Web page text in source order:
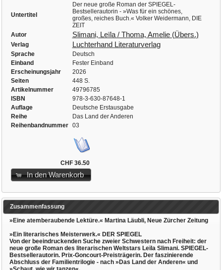
Untertitel
Der neue große Roman der SPIEGEL-
Bestsellerautorin - »Was für ein schönes,
großes, reiches Buch.« Volker Weidermann, DIE
ZEIT
Autor
Slimani, Leïla / Thoma, Amelie (Übers.)
Verlag Luchterhand Literaturverlag
Sprache
Deutsch
Einband
Fester Einband
Erscheinungsjahr
2026
Seiten
448 S.
Artikelnummer
49796785
ISBN
978-3-630-87648-1
Auflage
Deutsche Erstausgabe
Reihe
Das Land der Anderen
Reihenbandnummer
03
CHF 36.50
In den Warenkorb
Zusammenfassung
»Eine atemberaubende Lektüre.« Martina Läubli, Neue Zürcher Zeitung
»Ein literarisches Meisterwerk.« DER SPIEGEL
Von der beeindruckenden Suche zweier Schwestern nach Freiheit: der
neue große Roman des literarischen Weltstars Leïla Slimani. SPIEGEL-
Bestsellerautorin. Prix-Goncourt-Preisträgerin. Der faszinierende
Abschluss der Familientrilogie - nach »Das Land der Anderen« und